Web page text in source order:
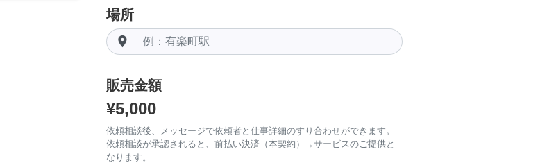
場所
room
販売金額
¥5,000
依頼相談後、メッセージで依頼者と仕事詳細のすり合わせができます。
依頼相談が承認されると、前払い決済（本契約）→サービスのご提供と
なります。